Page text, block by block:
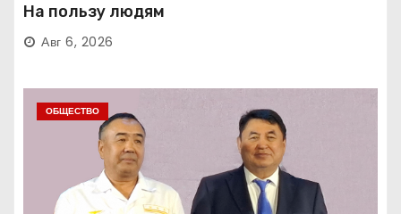
На пользу людям
Авг 6, 2026
ОБЩЕСТВО